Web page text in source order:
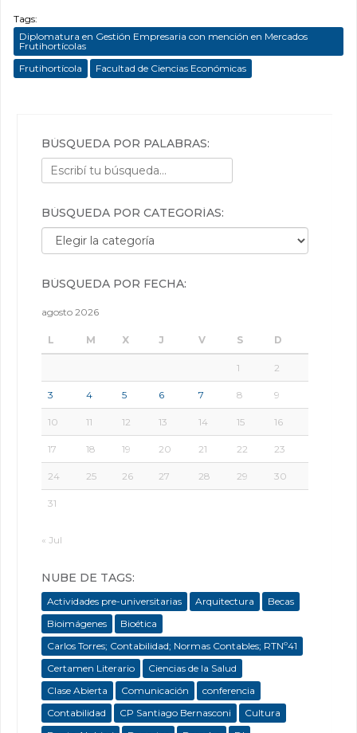
Tags:
Diplomatura en Gestión Empresaria con mención en Mercados
Frutihortícolas
Frutihortícola
Facultad de Ciencias Económicas
BÚSQUEDA POR PALABRAS:
BÚSQUEDA POR CATEGORÍAS:
Búsqueda por categorías:
BÚSQUEDA POR FECHA:
agosto 2026
L M X J V S D
1 2
3 4 5 6 7 8 9
10 11 12 13 14 15 16
17 18 19 20 21 22 23
24 25 26 27 28 29 30
31
« Jul
NUBE DE TAGS:
Actividades pre-universitarias Arquitectura
Becas
Bioimágenes
Bioética
Carlos Torres; Contabilidad; Normas Contables; RTNº41
Certamen Literario
Ciencias de la Salud
Clase Abierta
Comunicación
conferencia
Contabilidad
CP Santiago Bernasconi
Cultura